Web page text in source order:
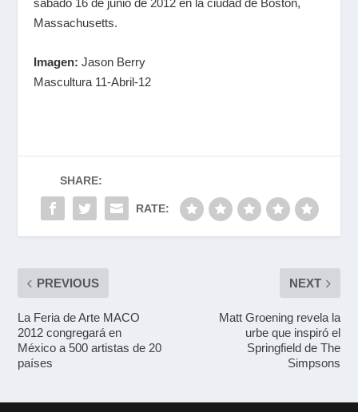
sábado 16 de junio de 2012 en la ciudad de Boston,
Massachusetts.
Imagen: Jason Berry
Mascultura 11-Abril-12
SHARE:
RATE:
PREVIOUS
La Feria de Arte MACO
2012 congregará en
México a 500 artistas de 20
países
NEXT
Matt Groening revela la
urbe que inspiró el
Springfield de The
Simpsons